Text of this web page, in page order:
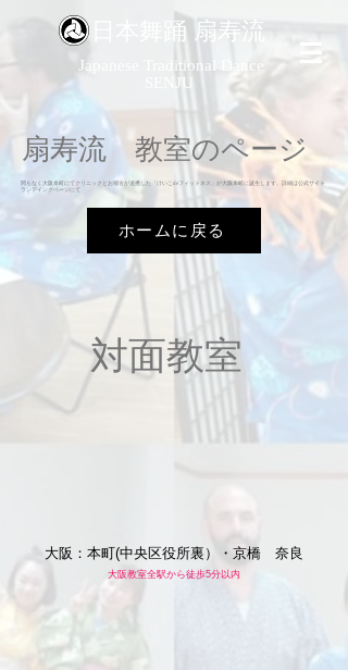
​日本舞踊 扇寿流
Japanese Traditional Dance
SENJU
​扇寿流 教室のページ
​間もなく大阪本町にてクリニックとお稽古が連携した「けいこdeフィットネス」が大阪本町に誕生します。詳細は公式サイト
ランデイングページにて
ホームに戻る
​対面教室
​大阪：本町(中央区役所裏）・京橋 奈良
大阪教室全駅から徒歩5分以内